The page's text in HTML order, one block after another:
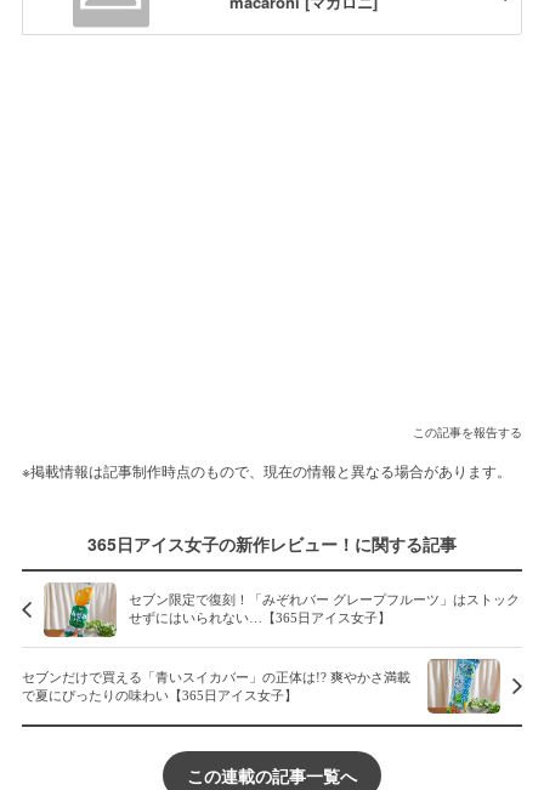
この記事を報告する
※掲載情報は記事制作時点のもので、現在の情報と異なる場合があります。
365日アイス女子の新作レビュー！に関する記事
セブン限定で復刻！「みぞれバー グレープフルーツ」はストック
せずにはいられない…【365日アイス女子】
セブンだけで買える「青いスイカバー」の正体は!? 爽やかさ満載
で夏にぴったりの味わい【365日アイス女子】
この連載の記事一覧へ